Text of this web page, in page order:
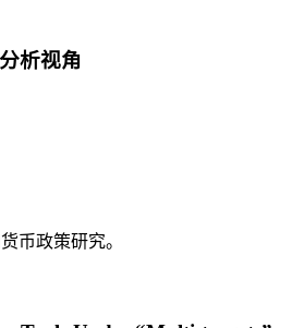
析视角
币政策研究。